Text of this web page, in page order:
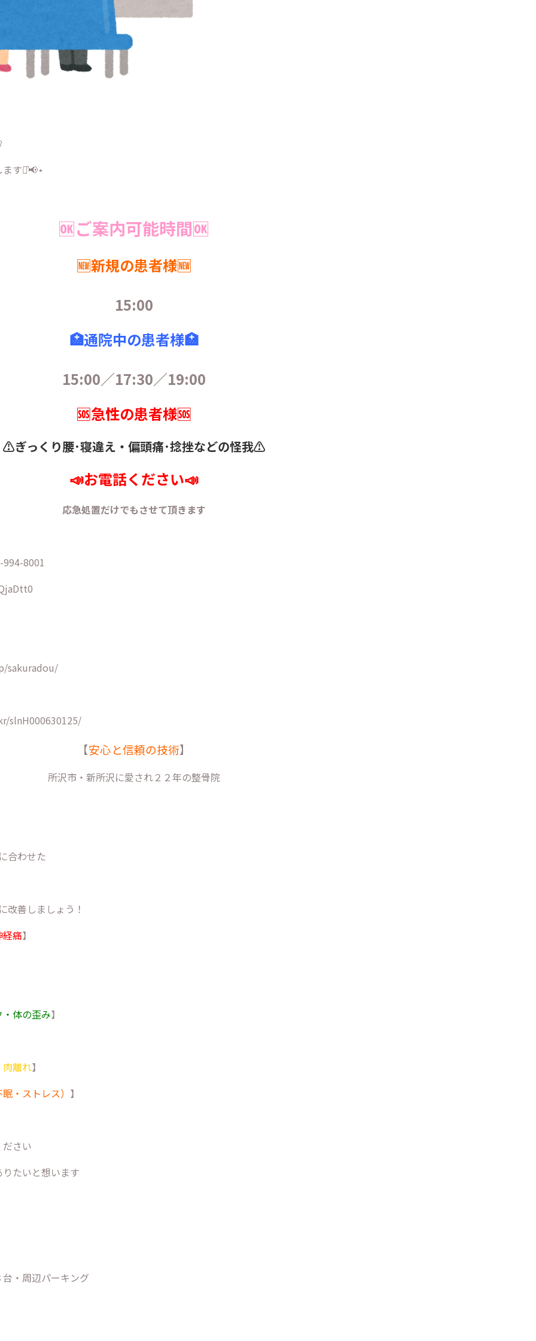
ます⋆͛📢⋆
🆗ご案内可能時間🆗
🆕新規の患者様🆕
15:00
🏥通院中の患者様🏥
15:00／17:30／19:00
🆘急性の患者様🆘
⚠️ぎっくり腰･寝違え・ 偏頭痛･捻挫などの怪我⚠️
📣お電話ください📣
応急処置だけでもさせて頂きます
994-8001
sakuradou/
slnH000630125/
【安心と信頼の技術】
所沢市・新所沢に愛され２２年の整骨院
合わせた
改善しましょう！
痛】
体の歪み】
肉離れ】
・ストレス） 】
さい
たいと想います
・周辺パーキング